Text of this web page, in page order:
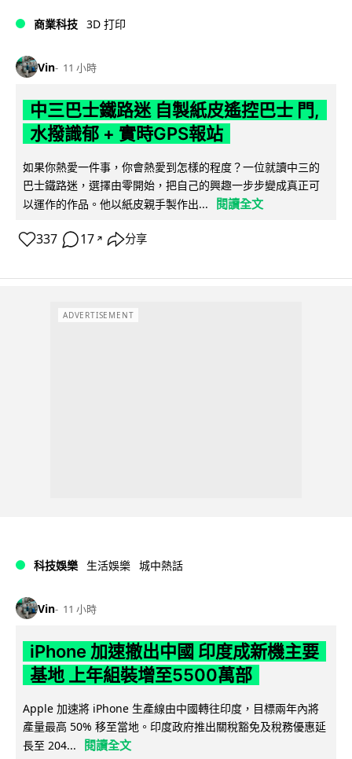
商業科技 3D 打印
Vin 11 小時
中三巴士鐵路迷 自製紙皮遙控巴士 門,
水撥識郁 + 實時GPS報站
如果你熱愛一件事，你會熱愛到怎樣的程度？一位就讀中三的
巴士鐵路迷，選擇由零開始，把自己的興趣一步步變成真正可
以運作的作品。他以紙皮親手製作出...
閱讀全文
337 17 ↗ 分享
ADVERTISEMENT
科技娛樂 生活娛樂 城中熱話
Vin 11 小時
iPhone 加速撤出中國 印度成新機主要
基地 上年組裝增至5500萬部
Apple 加速將 iPhone 生產線由中國轉往印度，目標兩年內將
產量最高 50% 移至當地。印度政府推出關稅豁免及稅務優惠延
長至 204...
閱讀全文